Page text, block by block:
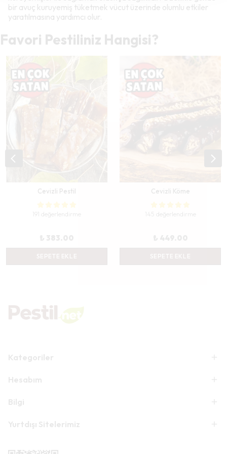
bir avuç kuruyemiş tüketmek vücut üzerinde olumlu etkiler
yaratılmasına yardımcı olur.
Favori Pestiliniz Hangisi?
Cevizli Pestil
191 değerlendirme
Cevizli Köme
145 değerlendirme